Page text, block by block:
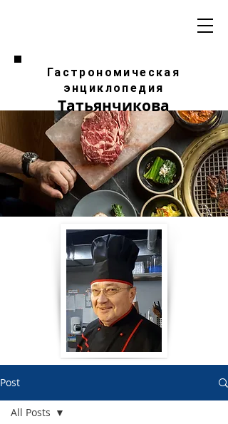
Гастрономическая
энциклопедия
Татьянчикова
Post
All Posts